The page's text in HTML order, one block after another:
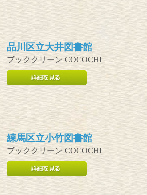
品川区立大井図書館
ブッククリーン COCOCHI
練馬区立小竹図書館
ブッククリーン COCOCHI